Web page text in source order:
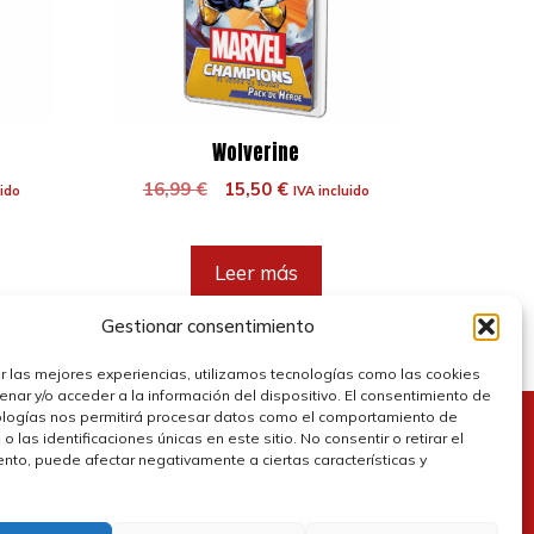
Gestionar consentimiento
las mejores experiencias, utilizamos tecnologías como las cookies
y/o acceder a la información del dispositivo. El consentimiento de
nos permitirá procesar datos como el comportamiento de
o las identificaciones únicas en este sitio. No consentir o retirar el
puede afectar negativamente a ciertas características y
Wolverine
16,99€
El
16,99 €.
15,50 €El
15,50 €.
IVA incluido
Leer más
de cookies
de privacidad